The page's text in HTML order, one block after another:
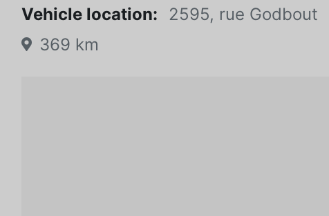
Vehicle location:
2595, rue Godbout
369 km